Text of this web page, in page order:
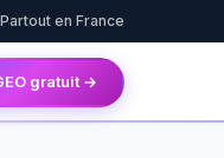
en France
gratuit →